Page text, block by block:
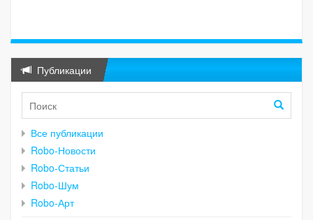
Публикации
Все публикации
Robo-Новости
Robo-Статьи
Robo-Шум
Robo-Арт